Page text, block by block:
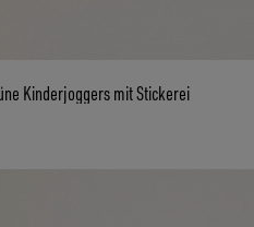
Kinderjoggers mit Stickerei